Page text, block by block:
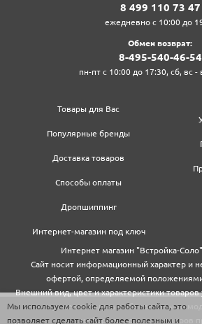
8‍ 4‍9‍9‍ 1‍1‍0‍ 7‍3‍ 4‍7‍
ежедневно с 10:00 до
Обмен возврат:
8‍-4‍9‍5‍-5‍4‍0‍-4‍6‍-5‍4‍
пн-пт с 10:00 до 17:30, сб, вс
Товары для Вас
Популярные бренды
Доставка товаров
Способы оплаты
Дропшиппинг
Интернет-магазин под ключ
Интернет магазин "Встройка-
Сайт носит информационный характер и
офертой, определяемой
Внешний вид, цвет и характеристики
могут не совпадать с обновленными
информацию у менеджеров
Мы используем cookie для работы сайта, это
позволяет сделать сайт более полезным и